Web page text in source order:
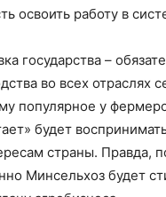
освоить работу в
государства –
во всех отраслях
популярное у
будет
страны. Правда,
Минсельхоз будет